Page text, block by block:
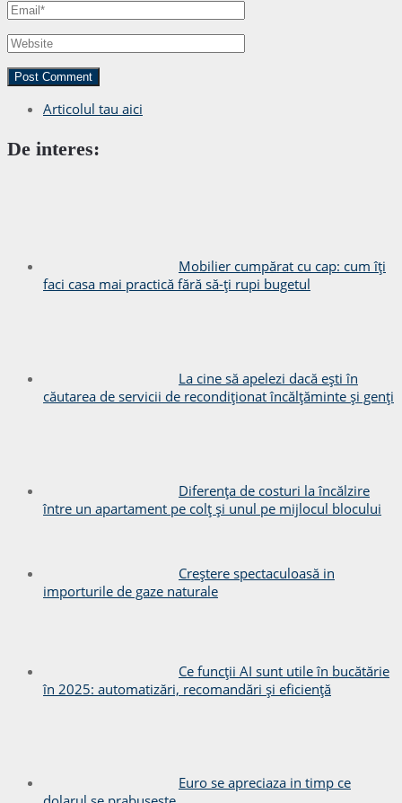
Articolul tau aici
De interes:
Mobilier cumpărat cu cap: cum îți
faci casa mai practică fără să-ți rupi bugetul
La cine să apelezi dacă ești în
căutarea de servicii de recondiționat încălțăminte și genți
Diferența de costuri la încălzire
între un apartament pe colț și unul pe mijlocul blocului
Creștere spectaculoasă in
importurile de gaze naturale
Ce funcții AI sunt utile în bucătărie
în 2025: automatizări, recomandări și eficiență
Euro se apreciaza in timp ce